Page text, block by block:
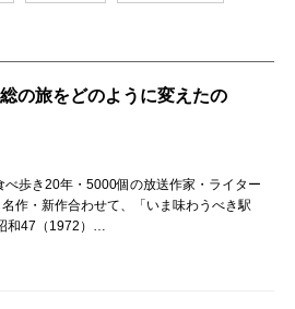
の旅をどのように変えたの
べ歩き20年・5000個の放送作家・ライター
作・新作合わせて、「いま味わうべき駅
和47（1972）…